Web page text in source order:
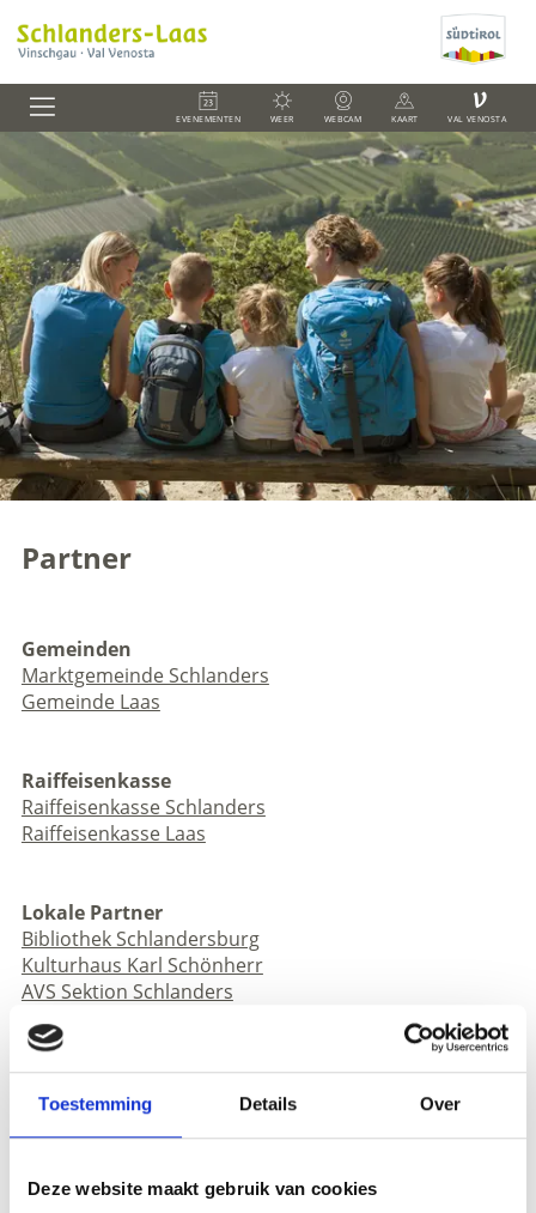
Toestemming Details Over
Deze website maakt gebruik van cookies
EVENEMENTEN WEER WEBCAM KAART
V
VAL VENOSTA
Partner
Gemeinden
Marktgemeinde Schlanders
Gemeinde Laas
Raiffeisenkasse
Raiffeisenkasse Schlanders
Raiffeisenkasse Laas
Lokale Partner
Bibliothek Schlandersburg
Kulturhaus Karl Schönherr
AVS Sektion Schlanders
AVS Sektion Laas
Forstinspektorat Schlanders
Nationalpark Stilfserjoch
VI.P
Sport-Partner
ASV Kortsch Raiffeisen / Sektion RAD